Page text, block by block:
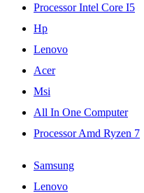
Processor Intel Core I5
Hp
Lenovo
Acer
Msi
All In One Computer
Processor Amd Ryzen 7
Samsung
Lenovo